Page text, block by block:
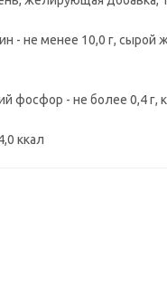
- не менее 10,0 г, сырой
фосфор - не более 0,4 г,
ккал